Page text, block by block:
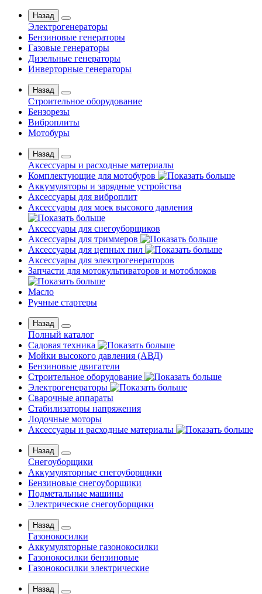
Назад
Электрогенераторы
Бензиновые генераторы
Газовые генераторы
Дизельные генераторы
Инверторные генераторы
Назад
Строительное оборудование
Бензорезы
Виброплиты
Мотобуры
Назад
Аксессуары и расходные материалы
Комплектующие для мотобуров
Аккумуляторы и зарядные устройства
Аксессуары для виброплит
Аксессуары для моек высокого давления
Аксессуары для снегоуборщиков
Аксессуары для триммеров
Аксессуары для цепных пил
Аксессуары для электрогенераторов
Запчасти для мотокультиваторов и мотоблоков
Масло
Ручные стартеры
Назад
Полный каталог
Садовая техника
Мойки высокого давления (АВД)
Бензиновые двигатели
Строительное оборудование
Электрогенераторы
Сварочные аппараты
Стабилизаторы напряжения
Лодочные моторы
Аксессуары и расходные материалы
Назад
Снегоуборщики
Аккумуляторные снегоуборщики
Бензиновые снегоуборщики
Подметальные машины
Электрические снегоуборщики
Назад
Газонокосилки
Аккумуляторные газонокосилки
Газонокосилки бензиновые
Газонокосилки электрические
Назад